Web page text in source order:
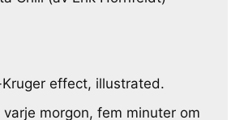
effect, illustrated.
morgon, fem minuter om